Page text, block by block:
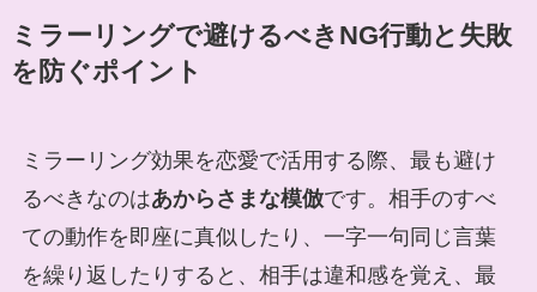
ミラーリングで避けるべきNG行動と失敗
を防ぐポイント
ミラーリング効果を恋愛で活用する際、最も避け
るべきなのはあからさまな模倣です。相手のすべ
ての動作を即座に真似したり、一字一句同じ言葉
を繰り返したりすると、相手は違和感を覚え、最